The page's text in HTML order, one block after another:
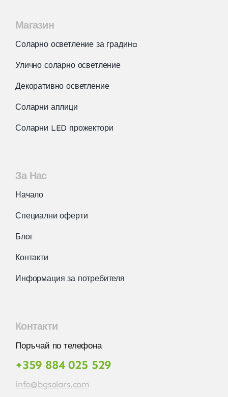
Магазин
Соларно осветление за градинa
Улично соларно осветление
Декоративно осветление
Соларни аплици
Соларни LED прожектори
За Нас
Начало
Специални оферти
Блог
Контакти
Информация за потребителя
Контакти
Поръчай по телефона
+359 884 025 529
info@bgsolars.com